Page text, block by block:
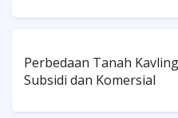
Perbedaan Tanah
Subsidi dan Komersial